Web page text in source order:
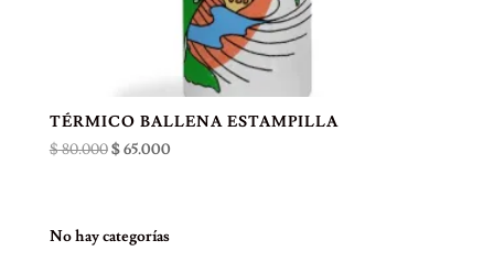
TÉRMICO BALLENA ESTAMPILLA
$80.000El
$ 80.000.
$65.000El
No hay categorías